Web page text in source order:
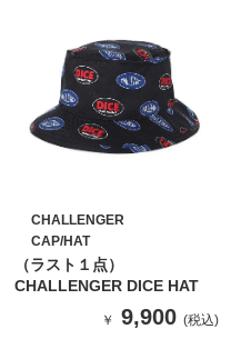
CHALLENGER
CAP/HAT
（ラスト１点）
CHALLENGER DICE HAT
￥ 9,900(税込)